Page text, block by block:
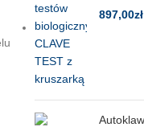
897,00zł